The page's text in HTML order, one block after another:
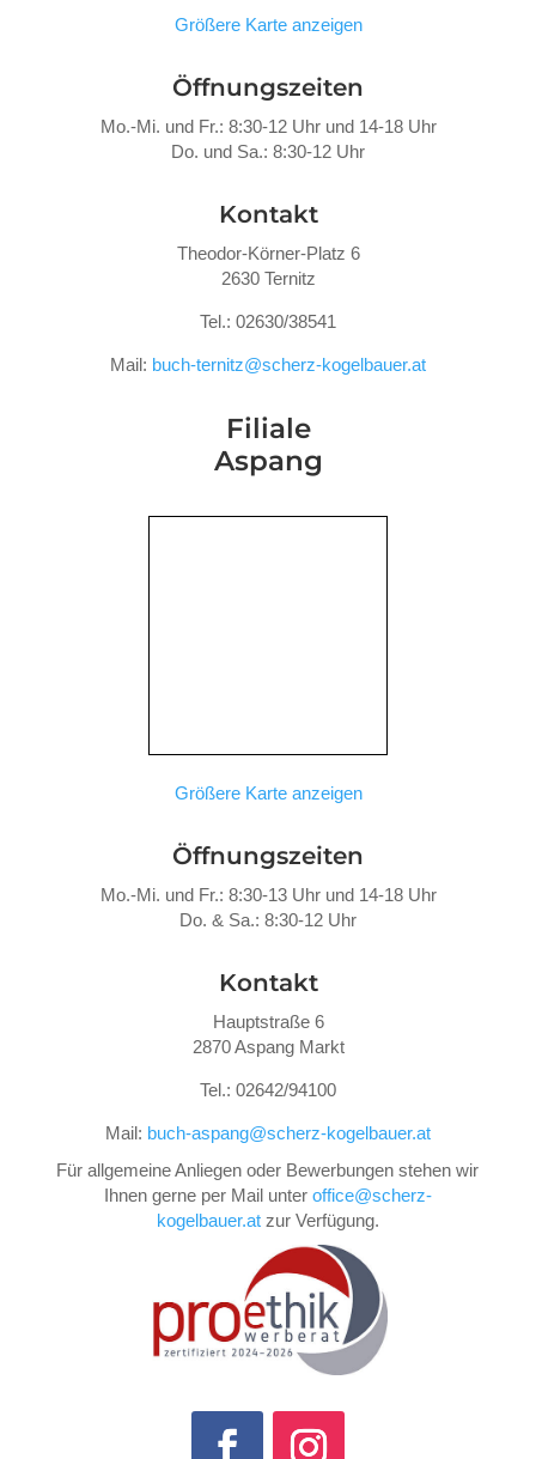
Größere Karte anzeigen
Öffnungszeiten
Mo.-Mi. und Fr.: 8:30-12 Uhr und 14-18 Uhr
Do. und Sa.: 8:30-12 Uhr
Kontakt
Theodor-Körner-Platz 6
2630 Ternitz
Tel.: 02630/38541
Mail: buch-ternitz@scherz-kogelbauer.at
Filiale
Aspang
Größere Karte anzeigen
Öffnungszeiten
Mo.-Mi. und Fr.: 8:30-13 Uhr und 14-18 Uhr
Do. & Sa.: 8:30-12 Uhr
Kontakt
Hauptstraße 6
2870 Aspang Markt
Tel.: 02642/94100
Mail: buch-aspang@scherz-kogelbauer.at
Für allgemeine Anliegen oder Bewerbungen stehen wir
Ihnen gerne per Mail unter office@scherz-
kogelbauer.atzur Verfügung.